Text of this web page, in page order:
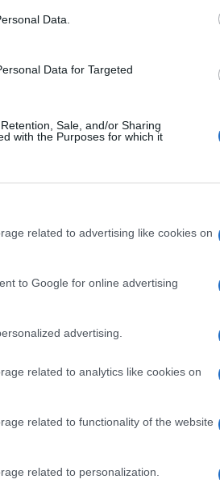
Data.
Data for Targeted
Sale, and/or Sharing
with the Purposes for which it
related to advertising like cookies on
to Google for online advertising
advertising.
related to analytics like cookies on
related to functionality of the website
related to personalization.
in panchina potrebbe
di trovare un equilibrio
o West Ham potrebbe
l’arrivo di un giovane
del loro attacco. Con una
è indiscutibile, ma è
il suo sviluppo.